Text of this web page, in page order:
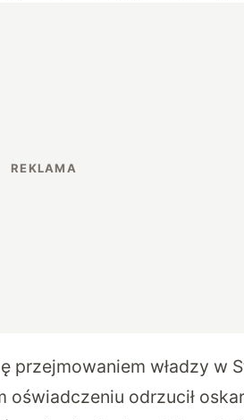
przejmowaniem władzy w
odrzucił